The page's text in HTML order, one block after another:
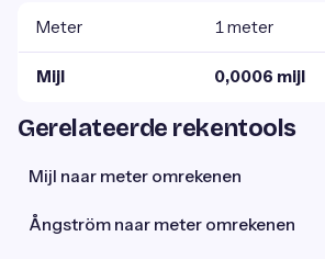
Meter 1 meter
Mijl 0,0006 mijl
Gerelateerde rekentools
Mijl naar meter omrekenen
Ångström naar meter omrekenen